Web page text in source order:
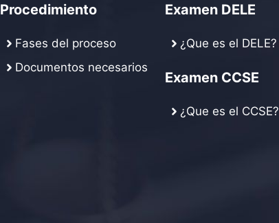
Procedimiento
Fases del proceso
Documentos necesarios
Examen DELE
¿Que es el DELE?
Examen CCSE
¿Que es el CCSE?